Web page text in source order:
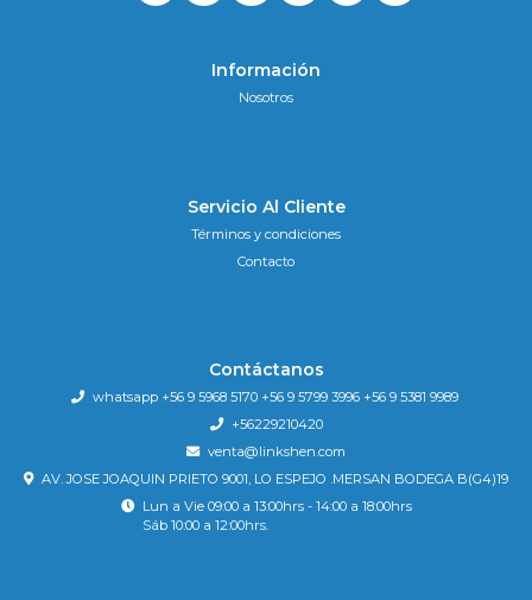
Información
Nosotros
Servicio Al Cliente
Términos y condiciones
Contacto
Contáctanos
whatsapp +56 9 5968 5170 +56 9 5799 3996 +56 9 5381 9989
+56229210420
venta@linkshen.com
AV. JOSE JOAQUIN PRIETO 9001, LO ESPEJO .MERSAN BODEGA B(G4)19
Lun a Vie 09:00 a 13:00hrs - 14:00 a 18:00hrs
Sáb 10:00 a 12:00hrs.